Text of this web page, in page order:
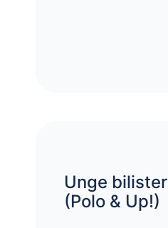
Unge bilister
(Polo & Up!)